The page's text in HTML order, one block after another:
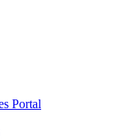
Portal